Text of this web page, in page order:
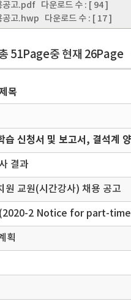
공고.pdf 다운로드 수 : [ 94 ]
공고.hwp 다운로드 수 : [ 17 ]
51Page중 현재 26Page
목
습 신청서 및 보고서, 결석계
결과
원 교원(시간강사) 채용 공고
(2020-2 Notice for part-
획